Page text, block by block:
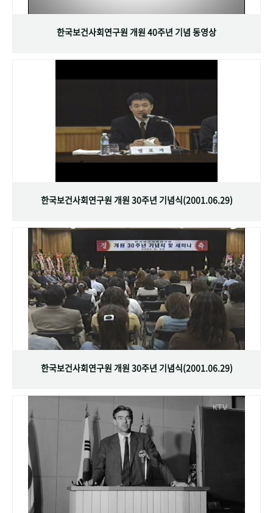
한국보건사회연구원 개원 40주년 기념 동영상
한국보건사회연구원 개원 30주년 기념식(2001.06.29)
한국보건사회연구원 개원 30주년 기념식(2001.06.29)